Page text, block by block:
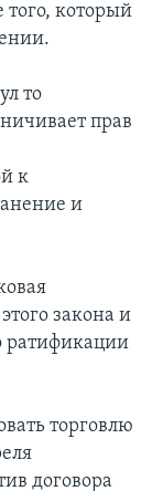
того, который
то
прав
к
и
закона и
ратификации
торговлю
договора